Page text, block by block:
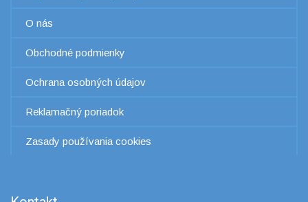
O nás
Obchodné podmienky
Ochrana osobných údajov
Reklamačný poriadok
Zasady používania cookies